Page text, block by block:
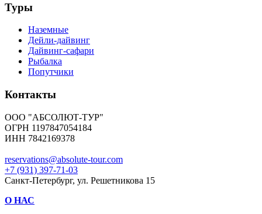
Туры
Наземные
Дейли-дайвинг
Дайвинг-сафари
Рыбалка
Попутчики
Контакты
ООО "АБСОЛЮТ-ТУР"
ОГРН 1197847054184
ИНН 7842169378
reservations@absolute-tour.com
+7 (931) 397-71-03
Санкт-Петербург, ул. Решетникова 15
О НАС